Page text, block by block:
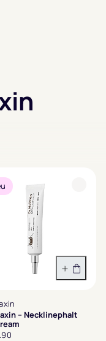
In den
– Necklinephalt